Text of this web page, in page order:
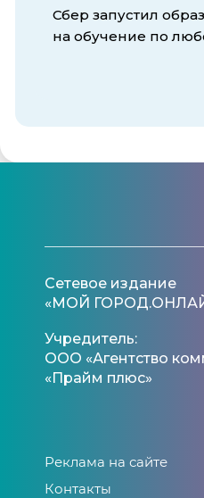
Сбер запустил
на обучение по
Сетевое издание
«МОЙ
Учредитель:
ООО «Агентство
«Прайм плюс»
Реклама на сайте
Контакты